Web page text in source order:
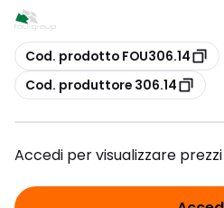
copia
Cod. prodotto FOU306.14
copia
Cod. produttore 306.14
Accedi per visualizzare